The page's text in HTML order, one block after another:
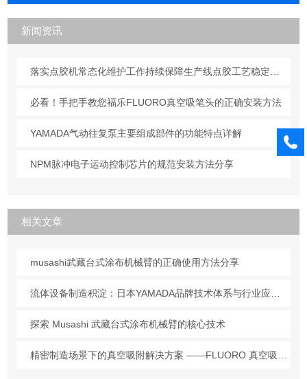
新闻资讯
落实点胶机常态化维护工作持续保障生产线点胶工艺稳定合规
必看！手把手教您福乐FLUORO真空吸笔头的正确安装方法
YAMADA气动往复泵主要组成部件的功能特点详解
NPM脉冲电子运动控制芯片的规范安装方法分享
相关文章
musashi武藏台式涂布机械臂的正确使用方法分享
流体设备制造积淀：日本YAMADA品牌技术体系与行业应用解析
探索 Musashi 武藏台式涂布机械臂的核心技术
精密制造场景下的真空吸附解决方案 ——FLUORO 真空吸笔头技术解析